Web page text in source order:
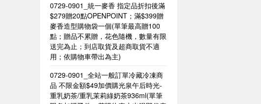
0729-0901_統一麥香​ 指定品折扣後滿
$279贈20點OPENPOINT；滿$399贈
麥香造型購物袋一個(單筆最高贈100
點；贈品不累贈，花色隨機，數量有限
送完為止；到店取貨及超商取貨不適
用；依購物車帶出為主)​
0729-0901_全站一般訂單冷藏冷凍商
品 不限金額$49加價購光泉午后時光-
重乳奶茶/重乳茉莉綠奶茶936ml(單筆